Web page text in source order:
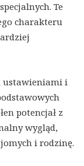
Te
charakteru
ustawieniami i
potencjał z
wygląd,
i rodzinę.